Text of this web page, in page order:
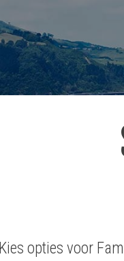
Kies opties voor